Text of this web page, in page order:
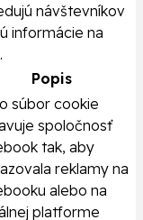
návštevníkov
informácie na
Popis
súbor cookie
spoločnosť
tak, aby
reklamy na
alebo na
platforme